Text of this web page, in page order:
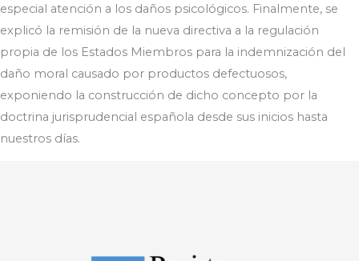
especial atención a los daños psicológicos. Finalmente, se
explicó la remisión de la nueva directiva a la regulación
propia de los Estados Miembros para la indemnización del
daño moral causado por productos defectuosos,
exponiendo la construcción de dicho concepto por la
doctrina jurisprudencial española desde sus inicios hasta
nuestros días.